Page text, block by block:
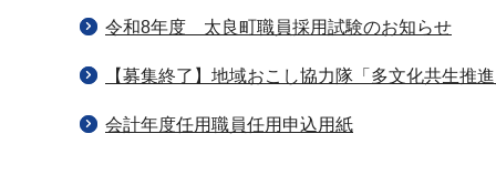
令和8年度 太良町職員採用試験のお知らせ
【募集終了】地域おこし協力隊「多文化共生推
会計年度任用職員任用申込用紙